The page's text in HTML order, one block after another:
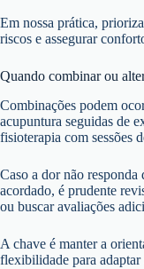
Em nossa prática,
riscos e assegurar
Quando combinar ou
Combinações podem
acupuntura seguidas de
fisioterapia com sessões
Caso a dor não
acordado, é prudente
ou buscar avaliações
A chave é manter a
flexibilidade para